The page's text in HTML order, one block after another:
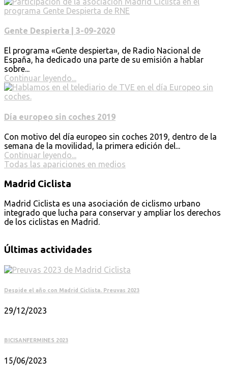
Gente Despierta | 3-09-2020
El programa «Gente despierta», de Radio Nacional de
España, ha dedicado una parte de su emisión a hablar
sobre...
Continuar leyendo...
Día europeo sin coches 2019
Con motivo del día europeo sin coches 2019, dentro de la
semana de la movilidad, la primera edición del...
Continuar leyendo...
Todas las apariciones en medios
Madrid Ciclista
Madrid Ciclista es una asociación de ciclismo urbano
integrado que lucha para conservar y ampliar los derechos
de los ciclistas en Madrid.
Últimas actividades
Despide el año con Madrid Ciclista. Preuvas 2023
29/12/2023
BICISANFERMINES 2023
15/06/2023